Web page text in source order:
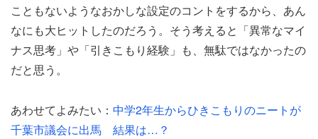
こともないようなおかしな設定のコントをするから、あん
なにも大ヒットしたのだろう。そう考えると「異常なマイ
ナス思考」や「引きこもり経験」も、無駄ではなかったの
だと思う。
あわせてよみたい： 中学2年生からひきこもりのニートが
千葉市議会に出馬 結果は…？